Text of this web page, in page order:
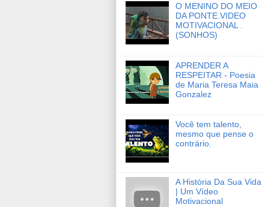
O MENINO DO MEIO
DA PONTE.VIDEO
MOTIVACIONAL .
(SONHOS)
APRENDER A
RESPEITAR - Poesia
de Maria Teresa Maia
Gonzalez
Você tem talento,
mesmo que pense o
contrário.
A História Da Sua Vida
| Um Vídeo
Motivacional